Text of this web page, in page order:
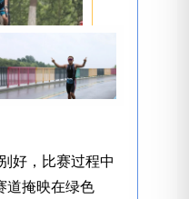
好，比赛过程中
道掩映在绿色